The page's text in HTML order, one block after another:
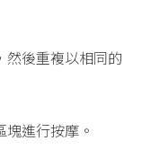
然後重複以相同的
進行按摩。